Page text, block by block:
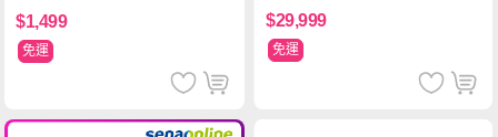
離子淨化
$1,499
免運
n11/二年保)
$29,999
免運